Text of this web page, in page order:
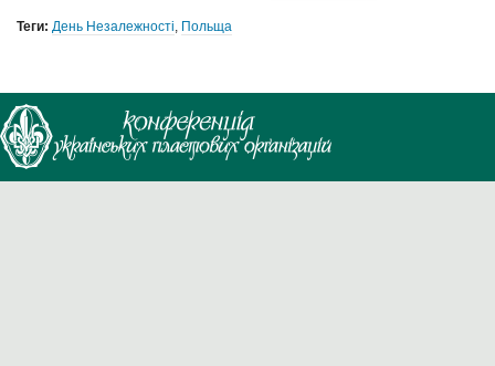
Теги: День Незалежності, Польща